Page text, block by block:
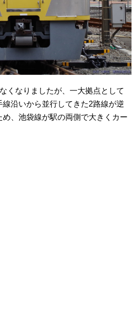
くなりましたが、一大拠点として
沿いから並行してきた2路線が逆
、池袋線が駅の両側で大きくカー